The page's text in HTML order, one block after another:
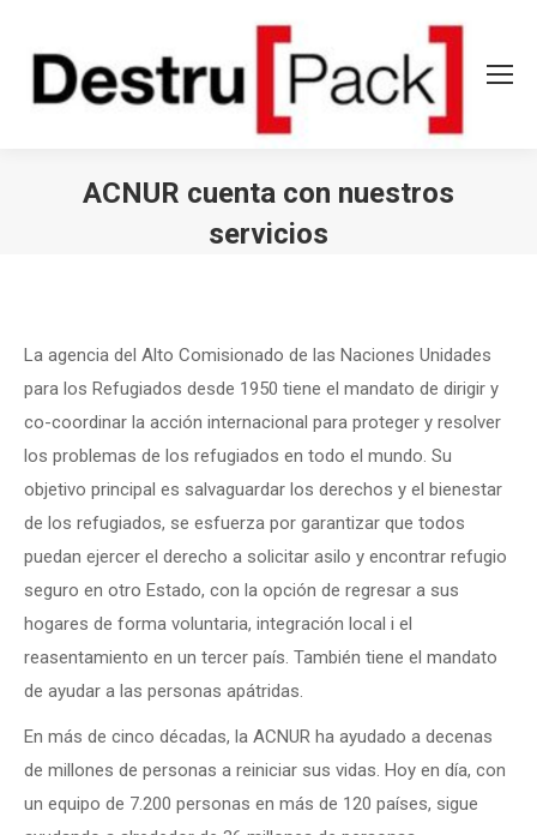
ACNUR cuenta con nuestros
servicios
La agencia del Alto Comisionado de las Naciones Unidades
para los Refugiados desde 1950 tiene el mandato de dirigir y
co-coordinar la acción internacional para proteger y resolver
los problemas de los refugiados en todo el mundo. Su
objetivo principal es salvaguardar los derechos y el bienestar
de los refugiados, se esfuerza por garantizar que todos
puedan ejercer el derecho a solicitar asilo y encontrar refugio
seguro en otro Estado, con la opción de regresar a sus
hogares de forma voluntaria, integración local i el
reasentamiento en un tercer país. También tiene el mandato
de ayudar a las personas apátridas.
En más de cinco décadas, la ACNUR ha ayudado a decenas
de millones de personas a reiniciar sus vidas. Hoy en día, con
un equipo de 7.200 personas en más de 120 países, sigue